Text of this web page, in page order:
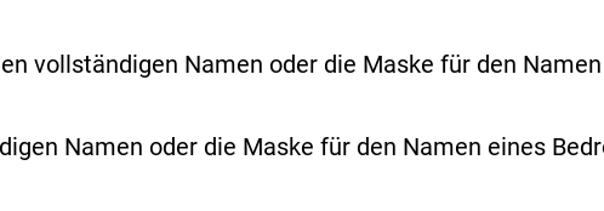
vollständigen Namen oder die Maske für den Namen
Namen oder die Maske für den Namen eines